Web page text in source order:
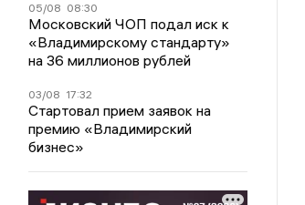
05/08 08:30
Московский ЧОП подал иск к
«Владимирскому стандарту»
на 36 миллионов рублей
03/08 17:32
Стартовал прием заявок на
премию «Владимирский
бизнес»